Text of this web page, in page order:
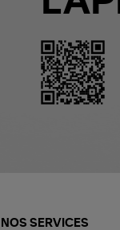
NOS SERVICES